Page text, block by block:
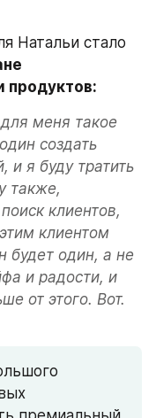
продуктов:
меня такое
создать
и я буду тратить
также,
клиентов,
клиентом
будет один, а не
и радости, и
от этого. Вот.